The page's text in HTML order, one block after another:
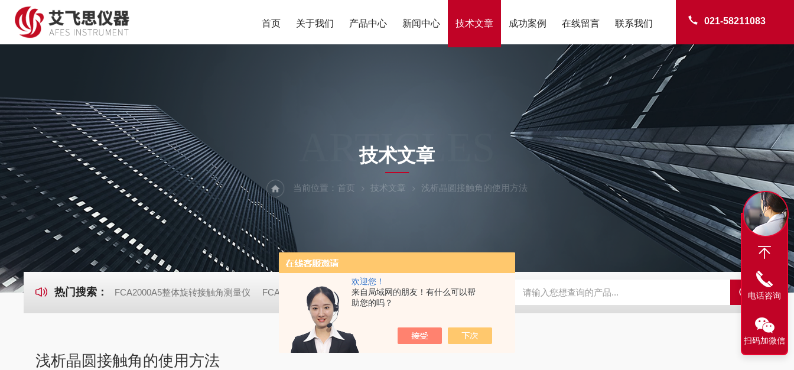
欢迎您！
来自局域网的朋友！有什么可以帮
助您的吗？
021-58211083
首页 关于我们 产品中心 新闻中心 技术文章 成功案例 在线留言 联系我们
ARTICLES
技术文章
当前位置： 首页 技术文章 浅析晶圆接触角的使用方法
热门搜索： FCA2000A5整体旋转接触角测量仪 FCA2000B接触角测量仪（测量液晶屏款） 动态表面张力仪 TX500C PRO视频旋转滴界面张力仪 FST200A全自动表面张力仪
浅析晶圆接触角的使用方法
电话咨询
扫码加微信